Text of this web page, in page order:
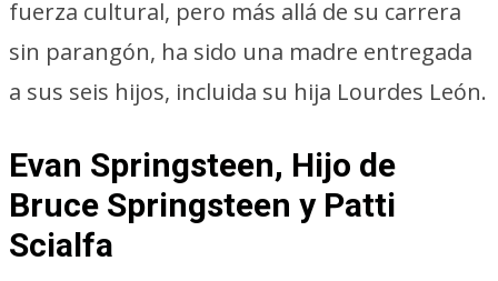
fuerza cultural, pero más allá de su carrera
sin parangón, ha sido una madre entregada
a sus seis hijos, incluida su hija Lourdes León.
Evan Springsteen, Hijo de
Bruce Springsteen y Patti
Scialfa